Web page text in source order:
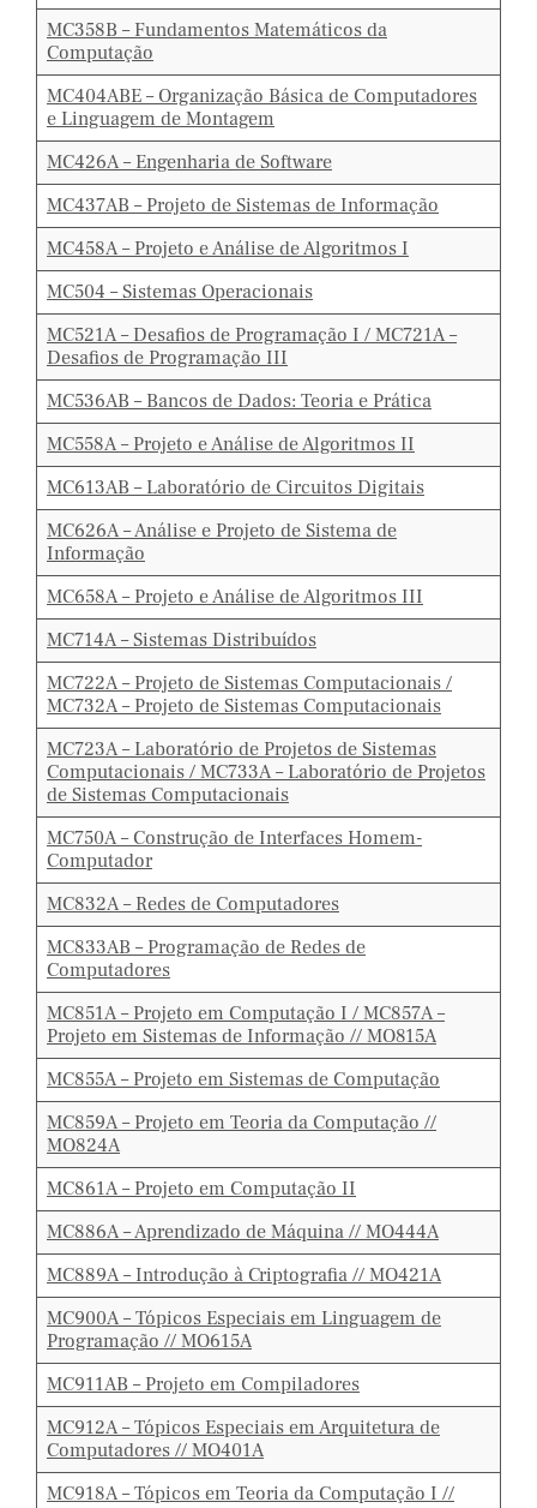
MC358B – Fundamentos Matemáticos da
Computação
MC404ABE – Organização Básica de Computadores
e Linguagem de Montagem
MC426A – Engenharia de Software
MC437AB – Projeto de Sistemas de Informação
MC458A – Projeto e Análise de Algoritmos I
MC504 – Sistemas Operacionais
MC521A – Desafios de Programação I / MC721A –
Desafios de Programação III
MC536AB – Bancos de Dados: Teoria e Prática
MC558A – Projeto e Análise de Algoritmos II
MC613AB – Laboratório de Circuitos Digitais
MC626A – Análise e Projeto de Sistema de
Informação
MC658A – Projeto e Análise de Algoritmos III
MC714A – Sistemas Distribuídos
MC722A – Projeto de Sistemas Computacionais /
MC732A – Projeto de Sistemas Computacionais
MC723A – Laboratório de Projetos de Sistemas
Computacionais / MC733A – Laboratório de Projetos
de Sistemas Computacionais
MC750A – Construção de Interfaces Homem-
Computador
MC832A – Redes de Computadores
MC833AB – Programação de Redes de
Computadores
MC851A – Projeto em Computação I / MC857A –
Projeto em Sistemas de Informação // MO815A
MC855A – Projeto em Sistemas de Computação
MC859A – Projeto em Teoria da Computação //
MO824A
MC861A – Projeto em Computação II
MC886A – Aprendizado de Máquina // MO444A
MC889A – Introdução à Criptografia // MO421A
MC900A – Tópicos Especiais em Linguagem de
Programação // MO615A
MC911AB – Projeto em Compiladores
MC912A – Tópicos Especiais em Arquitetura de
Computadores // MO401A
MC918A – Tópicos em Teoria da Computação I //